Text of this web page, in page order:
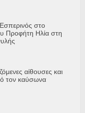
στο
Προφήτη Ηλία στη
αίθουσες και
τον καύσωνα